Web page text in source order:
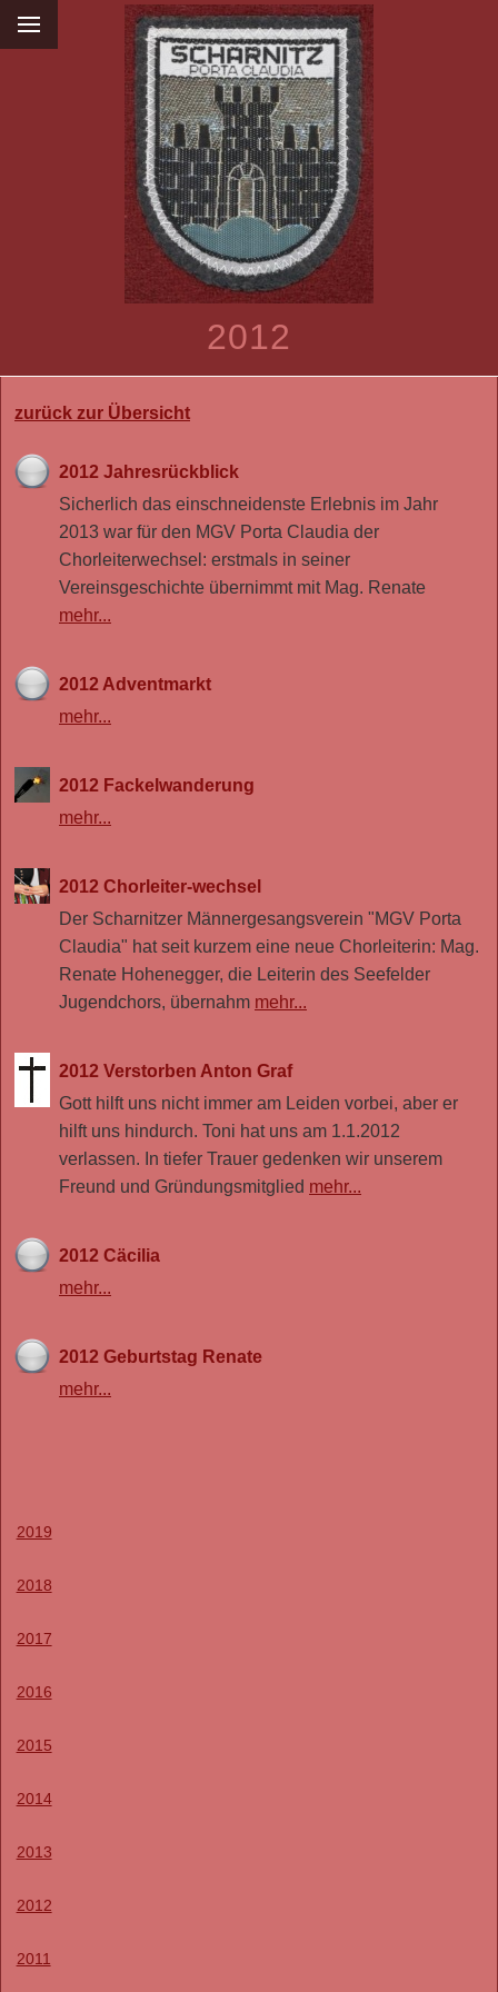
2012
zurück zur Übersicht
2012 Jahresrückblick
Sicherlich das einschneidenste Erlebnis im Jahr
2013 war für den MGV Porta Claudia der
Chorleiterwechsel: erstmals in seiner
Vereinsgeschichte übernimmt mit Mag. Renate
mehr...
2012 Adventmarkt
mehr...
2012 Fackelwanderung
mehr...
2012 Chorleiter-wechsel
Der Scharnitzer Männergesangsverein "MGV Porta
Claudia" hat seit kurzem eine neue Chorleiterin: Mag.
Renate Hohenegger, die Leiterin des Seefelder
Jugendchors, übernahm mehr...
2012 Verstorben Anton Graf
Gott hilft uns nicht immer am Leiden vorbei, aber er
hilft uns hindurch. Toni hat uns am 1.1.2012
verlassen. In tiefer Trauer gedenken wir unserem
Freund und Gründungsmitglied mehr...
2012 Cäcilia
mehr...
2012 Geburtstag Renate
mehr...
2019
2018
2017
2016
2015
2014
2013
2012
2011